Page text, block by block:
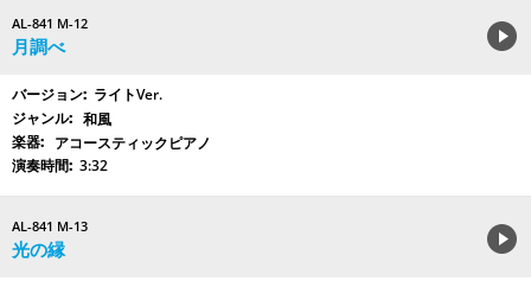
AL-841 M-12
月調べ
ライトVer.
和風
アコースティックピアノ
3:32
AL-841 M-13
光の縁